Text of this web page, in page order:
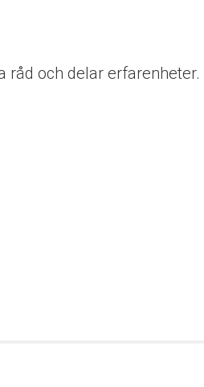
råd och delar erfarenheter.